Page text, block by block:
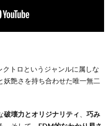
トロというジャンルに属しな
艶さを持ち合わせた唯一無二
破壊力とオリジナリティ
巧み